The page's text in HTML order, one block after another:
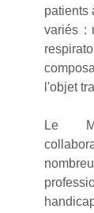
patients
variés :
l'objet
Le